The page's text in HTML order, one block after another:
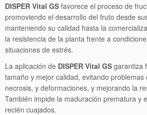
DISPER Vital GS favorece el proceso de
promoviendo el desarrollo del fruto desde
manteniendo su calidad hasta la
la resistencia de la planta frente a
situaciones de estrés.
La aplicación de DISPER Vital GS garantiza
tamaño y mejor calidad, evitando problemas
necrosis, y deformaciones, y mejorando la
También impide la maduración prematura y
recién cuajados.